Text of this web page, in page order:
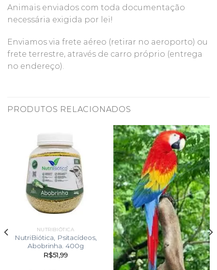
Animais enviados com toda documentação
necessária exigida por lei!
Enviamos via frete aéreo (retirar no aeroporto) ou
frete terrestre, através de carro próprio (entrega
no endereço).
PRODUTOS RELACIONADOS
NUTRIBIÓTICA
NutriBiótica, Psitacídeos,
Abobrinha. 400g
R$51,99